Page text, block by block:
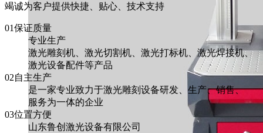
竭诚为客户提供快捷、贴心、技术支持
01保证质量
专业生产
激光雕刻机、激光切割机、激光打标机、激光焊接机、
激光设备配件等产品
02自主生产
是一家专业致力于激光雕刻设备研发、生产、销售、
服务为一体的企业
03位置方便
山东鲁创激光设备有限公司